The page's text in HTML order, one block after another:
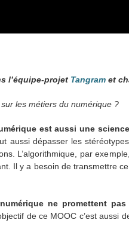
l’équipe-projet Tangram et
les métiers du numérique ?
est aussi une science
aussi dépasser les
L’algorithmique, par
Il y a besoin de transmettre
ne promettent
de ce MOOC c’est aussi